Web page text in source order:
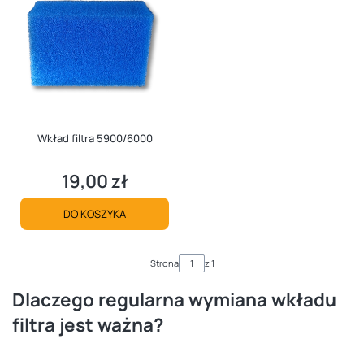
Wkład filtra 5900/6000
Cena
19,00 zł
DO KOSZYKA
Strona z 1
Dlaczego regularna wymiana wkładu
filtra jest ważna?